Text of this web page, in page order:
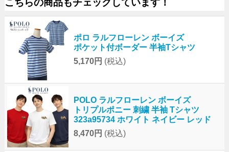
こちらの商品もチェックしています！
ポロ ラルフローレン ボーイズ
ポケット付ボーダー 半袖Tシャツ
5,170円 (税込)
POLO ラルフローレン ボーイズ
トリプルポニー 刺繍 半袖 Tシャツ
323a95734 ホワイト ネイビー レッド
8,470円 (税込)